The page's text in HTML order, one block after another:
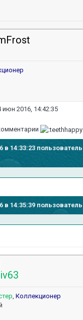
июн 2016, 14:42:35
в 14:33:23
в 14:35:39
, Коллекционер